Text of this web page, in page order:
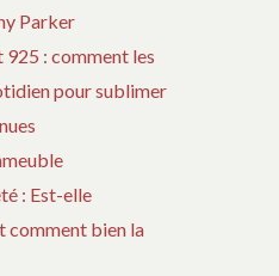
Parker
: comment les
pour sublimer
: Est-elle
comment bien la